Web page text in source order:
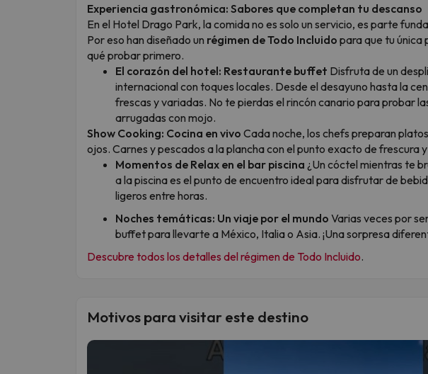
Experiencia gastronómica: Sabores que completan tu descanso
En el Hotel Drago Park, la comida no es solo un servicio, es parte
Por eso han diseñado un régimen de Todo Incluido para que tu única
qué probar primero.
El corazón del hotel: Restaurante buffet Disfruta de un
internacional con toques locales. Desde el desayuno hasta la
frescas y variadas. No te pierdas el rincón canario para probar
arrugadas con mojo.
Show Cooking: Cocina en vivo Cada noche, los chefs preparan
ojos. Carnes y pescados a la plancha con el punto exacto de frescura
Momentos de Relax en el bar piscina ¿Un cóctel mientras te
a la piscina es el punto de encuentro ideal para disfrutar de
ligeros entre horas.
Noches temáticas: Un viaje por el mundo Varias veces por
buffet para llevarte a México, Italia o Asia. ¡Una sorpresa
Descubre todos los detalles del régimen de Todo Incluido.
Motivos para visitar este destino